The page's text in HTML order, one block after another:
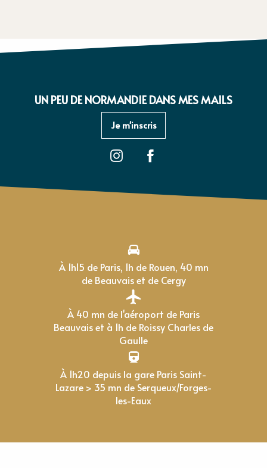
UN PEU DE NORMANDIE DANS MES MAILS
Je m'inscris
À 1h15 de Paris, 1h de Rouen, 40 mn
de Beauvais et de Cergy
À 40 mn de l'aéroport de Paris
Beauvais et à 1h de Roissy Charles de
Gaulle
À 1h20 depuis la gare Paris Saint-
Lazare > 35 mn de Serqueux/Forges-
les-Eaux